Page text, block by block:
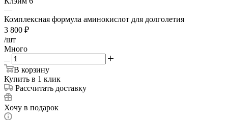
—
Комплексная формула аминокислот для долголетия
3 800 ₽
/шт
Много
В корзину
Купить в 1 клик
Рассчитать доставку
Хочу в подарок